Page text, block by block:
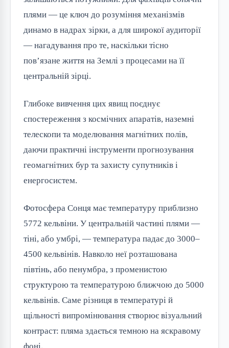
плями — це ключ до розуміння механізмів
динамо в надрах зірки, а для широкої аудиторії
— нагадування про те, наскільки тісно
пов’язане життя на Землі з процесами на її
центральній зірці.
Глибоке вивчення цих явищ поєднує
спостереження з космічних апаратів, наземні
телескопи та моделювання магнітних полів,
даючи практичні інструменти прогнозування
геомагнітних бур та захисту супутників і
енергосистем.
Фотосфера Сонця має температуру приблизно
5772 кельвіни. У центральній частині плями —
тіні, або умбрі, — температура падає до 3000–
4500 кельвінів. Навколо неї розташована
півтінь, або пенумбра, з променистою
структурою та температурою ближчою до 5000
кельвінів. Саме різниця в температурі й
щільності випромінювання створює візуальний
контраст: пляма здається темною на яскравому